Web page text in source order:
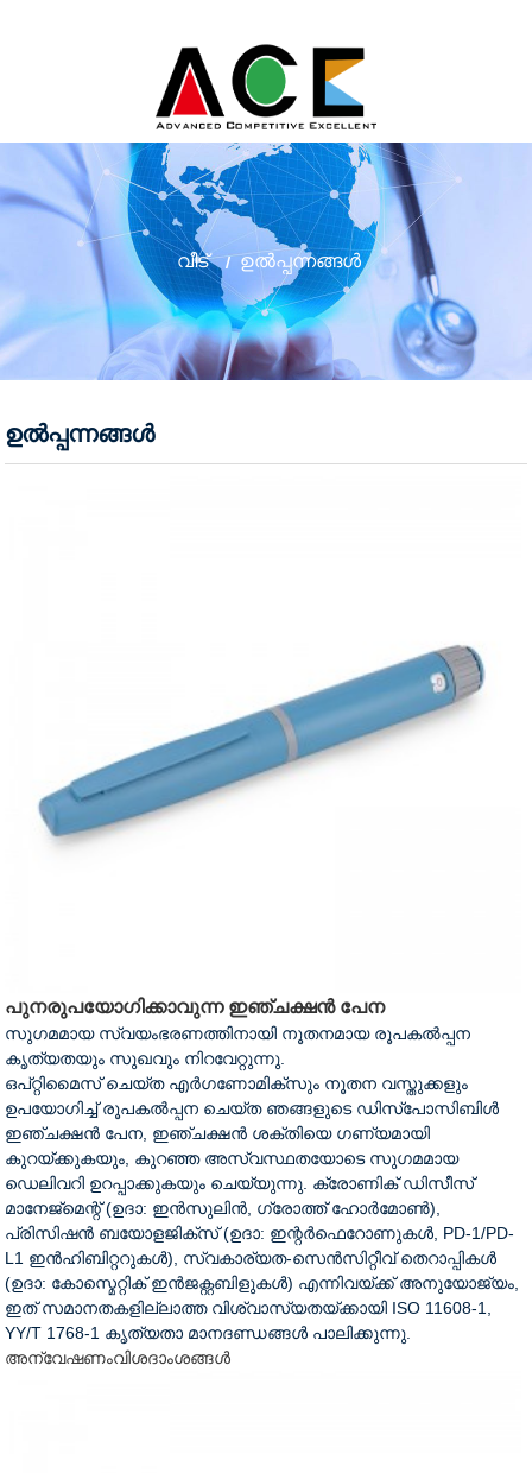
വീട് ഉൽപ്പന്നങ്ങൾ
ഉൽപ്പന്നങ്ങൾ
പുനരുപയോഗിക്കാവുന്ന ഇഞ്ചക്ഷൻ പേന
സുഗമമായ സ്വയംഭരണത്തിനായി നൂതനമായ രൂപകൽപ്പന
കൃത്യതയും സുഖവും നിറവേറ്റുന്നു.
ഒപ്റ്റിമൈസ് ചെയ്ത എർഗണോമിക്സും നൂതന വസ്തുക്കളും
ഉപയോഗിച്ച് രൂപകൽപ്പന ചെയ്ത ഞങ്ങളുടെ ഡിസ്പോസിബിൾ
ഇഞ്ചക്ഷൻ പേന, ഇഞ്ചക്ഷൻ ശക്തിയെ ഗണ്യമായി
കുറയ്ക്കുകയും, കുറഞ്ഞ അസ്വസ്ഥതയോടെ സുഗമമായ
ഡെലിവറി ഉറപ്പാക്കുകയും ചെയ്യുന്നു. ക്രോണിക് ഡിസീസ്
മാനേജ്മെന്റ് (ഉദാ: ഇൻസുലിൻ, ഗ്രോത്ത് ഹോർമോൺ),
പ്രിസിഷൻ ബയോളജിക്സ് (ഉദാ: ഇന്റർഫെറോണുകൾ, PD-1/PD-
L1 ഇൻഹിബിറ്ററുകൾ), സ്വകാര്യത-സെൻസിറ്റീവ് തെറാപ്പികൾ
(ഉദാ: കോസ്മെറ്റിക് ഇൻജക്റ്റബിളുകൾ) എന്നിവയ്ക്ക് അനുയോജ്യം,
ഇത് സമാനതകളില്ലാത്ത വിശ്വാസ്യതയ്ക്കായി ISO 11608-1,
YY/T 1768-1 കൃത്യതാ മാനദണ്ഡങ്ങൾ പാലിക്കുന്നു.
അന്വേഷണംവിശദാംശങ്ങൾ